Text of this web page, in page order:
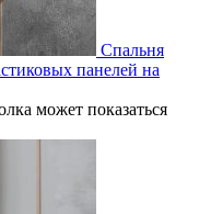
Спальня
панелей на
может показаться